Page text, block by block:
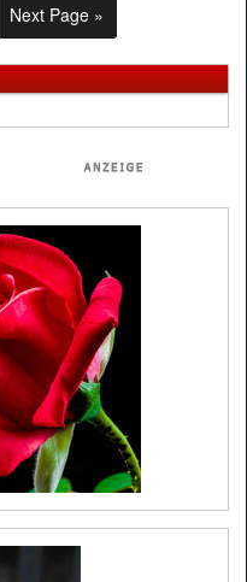
Next Page »